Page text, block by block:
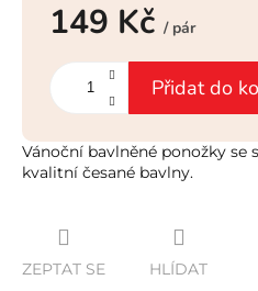
149 Kč / pár
Měrná
cena:
Přidat do
Vánoční bavlněné ponožky se
kvalitní česané bavlny.
ZEPTAT SE HLÍDAT